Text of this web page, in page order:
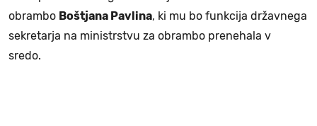
obrambo Boštjana Pavlina, ki mu bo funkcija državnega
sekretarja na ministrstvu za obrambo prenehala v
sredo.